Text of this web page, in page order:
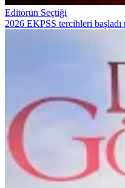
Editörün Seçtiği
2026 EKPSS tercihleri başladı